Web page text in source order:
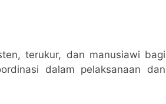
terukur, dan manusiawi bagi
dalam pelaksanaan dan